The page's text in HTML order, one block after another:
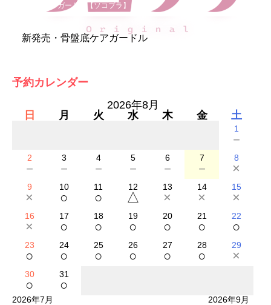
骨盤底ケアガードル【ソコブラ】
新発売・骨盤底ケアガードル
予約カレンダー
2026年8月
日
月 火 水 木 金 土
1
－
2
－
3
－
4
－
5
－
6
－
7
－
8
×
9
×
10
○
11
○
12
△
13
×
14
×
15
×
16
×
17
○
18
○
19
○
20
○
21
○
22
○
23
○
24
○
25
○
26
○
27
○
28
○
29
×
30
○
31
○
2026年7月 2026年9月